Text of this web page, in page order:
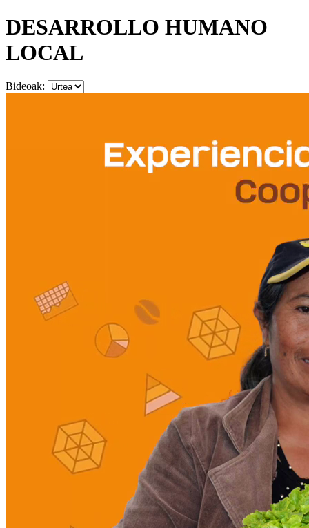
DESARROLLO HUMANO
LOCAL
Bideoak: